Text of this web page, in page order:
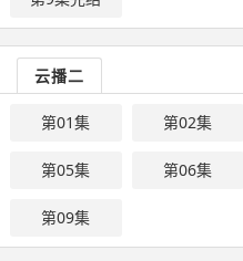
云播二
第01集 第02集
第05集 第06集
第09集